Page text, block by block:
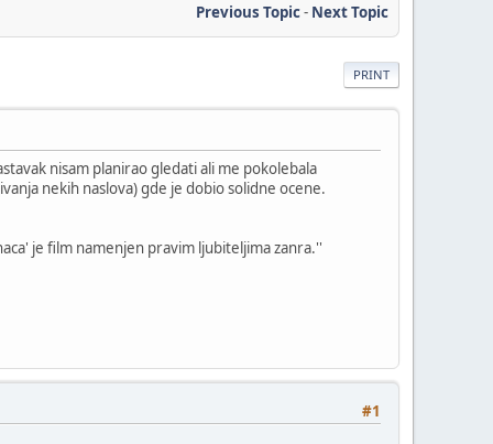
Previous Topic- Next Topic
PRINT
nisam planirao gledati ali me pokolebala
nekih naslova) gde je dobio solidne ocene.
je film namenjen pravim ljubiteljima zanra.''
#1